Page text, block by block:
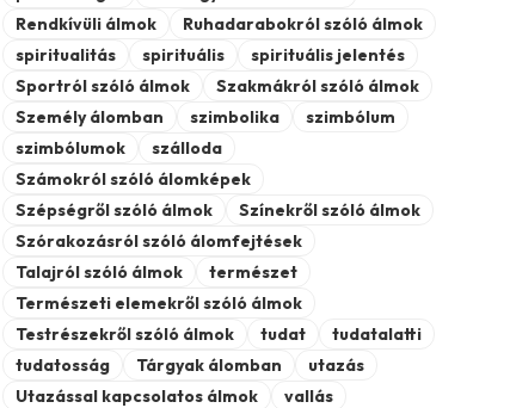
Rendkívüli álmok
Ruhadarabokról szóló álmok
spiritualitás
spirituális
spirituális jelentés
Sportról szóló álmok
Szakmákról szóló álmok
Személy álomban
szimbolika
szimbólum
szimbólumok
szálloda
Számokról szóló álomképek
Szépségről szóló álmok
Színekről szóló álmok
Szórakozásról szóló álomfejtések
Talajról szóló álmok
természet
Természeti elemekről szóló álmok
Testrészekről szóló álmok
tudat
tudatalatti
tudatosság
Tárgyak álomban
utazás
Utazással kapcsolatos álmok
vallás